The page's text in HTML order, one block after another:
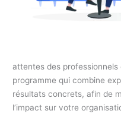
attentes des
programme qui combine
résultats concrets, afin de
l’impact sur votre